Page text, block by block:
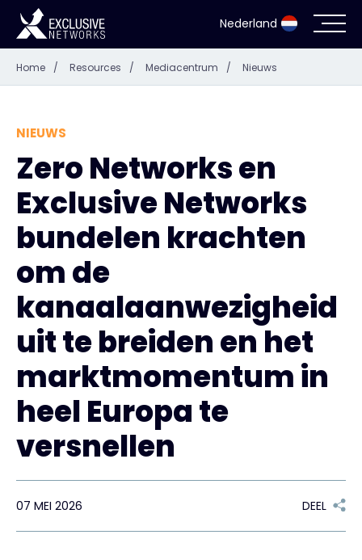
Nederland
Cyberbeveiliging
Ecosysteem
Resources
Bedrijf
Exclusive Access Inloggen
Exclusive Access - Meer informatie
Neem contact op met
Home / Resources / Mediacentrum / Nieuws
NIEUWS
Zero Networks en
Exclusive Networks
bundelen krachten
om de
kanaalaanwezigheid
uit te breiden en het
marktmomentum in
heel Europa te
versnellen
07 MEI 2026 DEEL